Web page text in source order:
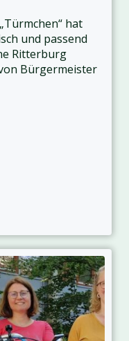
hat
und passend
Ritterburg
Bürgermeister